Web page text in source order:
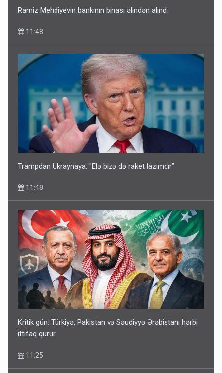
Ramiz Mehdiyevin bankının binası əlindən alındı
11:48
Trampdan Ukraynaya: "Elə bizə də raket lazımdır”
11:48
Kritik gün: Türkiyə, Pakistan və Səudiyyə Ərəbistanı hərbi
ittifaq qurur
11:25